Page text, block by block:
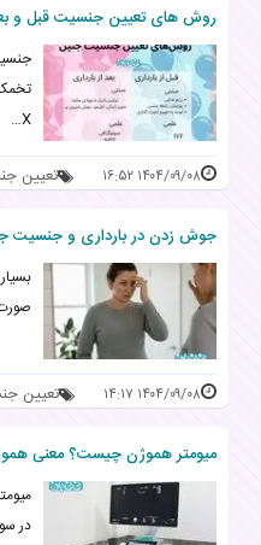
روش های تعیین جنسیت قبل و بعد از بارداری _
X…
۱۴۰۴/۰۹/۰۸ ۱۶:۵۲ تعیین
جوش زدن در بارداری و جنسیت
۱۴۰۴/۰۹/۰۸ ۱۴:۱۷ تعیین
میومتر هموژن چیست؟ معنی
در